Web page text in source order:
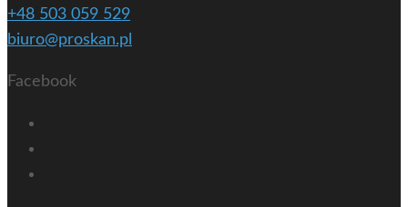
+48 503 059 529
biuro@proskan.pl
Facebook